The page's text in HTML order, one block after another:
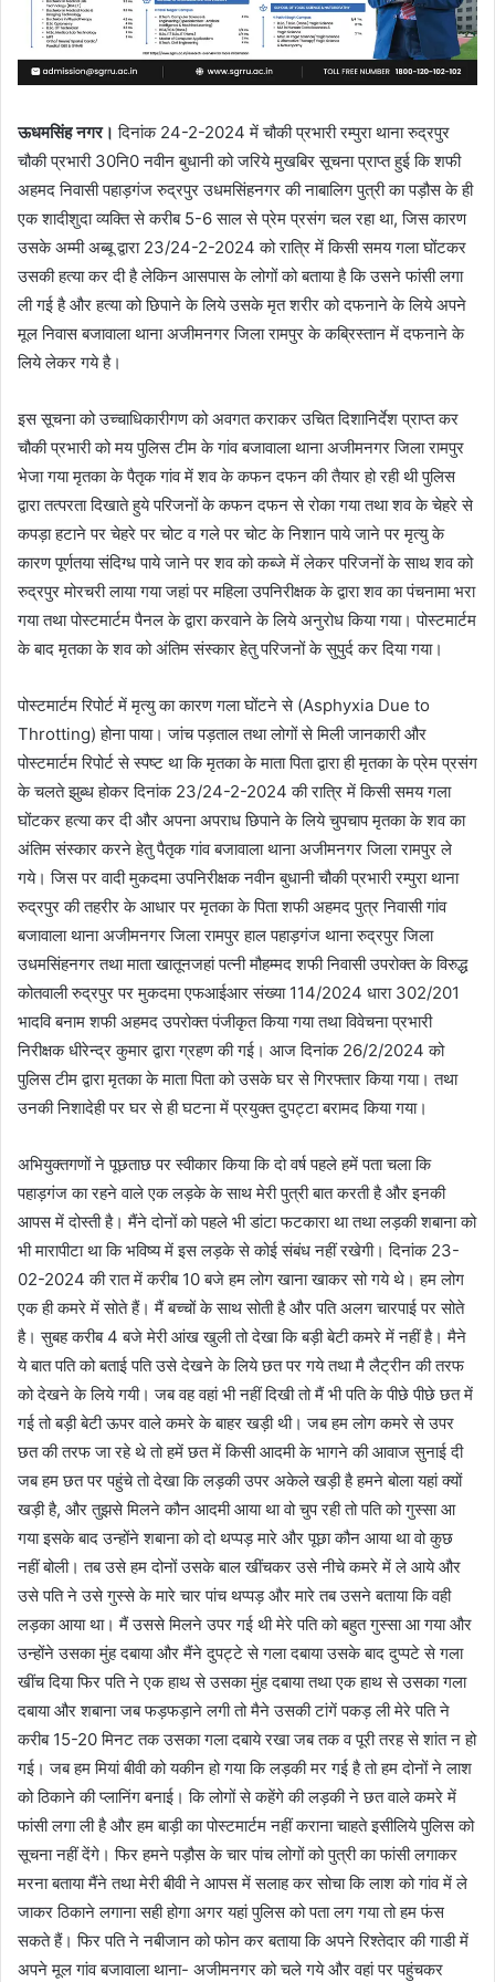
ऊधमसिंह नगर। दिनांक 24-2-2024 में चौकी प्रभारी रम्पुरा थाना रुद्रपुर
चौकी प्रभारी 30नि0 नवीन बुधानी को जरिये मुखबिर सूचना प्राप्त हुई कि शफी
अहमद निवासी पहाड़गंज रुद्रपुर उधमसिंहनगर की नाबालिग पुत्री का पड़ौस के ही
एक शादीशुदा व्यक्ति से करीब 5-6 साल से प्रेम प्रसंग चल रहा था, जिस कारण
उसके अम्मी अब्बू द्वारा 23/24-2-2024 को रात्रि में किसी समय गला घोंटकर
उसकी हत्या कर दी है लेकिन आसपास के लोगों को बताया है कि उसने फांसी लगा
ली गई है और हत्या को छिपाने के लिये उसके मृत शरीर को दफनाने के लिये अपने
मूल निवास बजावाला थाना अजीमनगर जिला रामपुर के कब्रिस्तान में दफनाने के
लिये लेकर गये है।
इस सूचना को उच्चाधिकारीगण को अवगत कराकर उचित दिशानिर्देश प्राप्त कर
चौकी प्रभारी को मय पुलिस टीम के गांव बजावाला थाना अजीमनगर जिला रामपुर
भेजा गया मृतका के पैतृक गांव में शव के कफन दफन की तैयार हो रही थी पुलिस
द्वारा तत्परता दिखाते हुये परिजनों के कफन दफन से रोका गया तथा शव के चेहरे से
कपड़ा हटाने पर चेहरे पर चोट व गले पर चोट के निशान पाये जाने पर मृत्यु के
कारण पूर्णतया संदिग्ध पाये जाने पर शव को कब्जे में लेकर परिजनों के साथ शव को
रुद्रपुर मोरचरी लाया गया जहां पर महिला उपनिरीक्षक के द्वारा शव का पंचनामा भरा
गया तथा पोस्टमार्टम पैनल के द्वारा करवाने के लिये अनुरोध किया गया। पोस्टमार्टम
के बाद मृतका के शव को अंतिम संस्कार हेतु परिजनों के सुपुर्द कर दिया गया।
पोस्टमार्टम रिपोर्ट में मृत्यु का कारण गला घोंटने से (Asphyxia Due to
Throtting) होना पाया। जांच पड़ताल तथा लोगों से मिली जानकारी और
पोस्टमार्टम रिपोर्ट से स्पष्ट था कि मृतका के माता पिता द्वारा ही मृतका के प्रेम प्रसंग
के चलते झुब्ध होकर दिनांक 23/24-2-2024 की रात्रि में किसी समय गला
घोंटकर हत्या कर दी और अपना अपराध छिपाने के लिये चुपचाप मृतका के शव का
अंतिम संस्कार करने हेतु पैतृक गांव बजावाला थाना अजीमनगर जिला रामपुर ले
गये। जिस पर वादी मुकदमा उपनिरीक्षक नवीन बुधानी चौकी प्रभारी रम्पुरा थाना
रुद्रपुर की तहरीर के आधार पर मृतका के पिता शफी अहमद पुत्र निवासी गांव
बजावाला थाना अजीमनगर जिला रामपुर हाल पहाड़गंज थाना रुद्रपुर जिला
उधमसिंहनगर तथा माता खातूनजहां पत्नी मौहम्मद शफी निवासी उपरोक्त के विरुद्ध
कोतवाली रुद्रपुर पर मुकदमा एफआईआर संख्या 114/2024 धारा 302/201
भादवि बनाम शफी अहमद उपरोक्त पंजीकृत किया गया तथा विवेचना प्रभारी
निरीक्षक धीरेन्द्र कुमार द्वारा ग्रहण की गई। आज दिनांक 26/2/2024 को
पुलिस टीम द्वारा मृतका के माता पिता को उसके घर से गिरफ्तार किया गया। तथा
उनकी निशादेही पर घर से ही घटना में प्रयुक्त दुपट्टा बरामद किया गया।
अभियुक्तगणों ने पूछताछ पर स्वीकार किया कि दो वर्ष पहले हमें पता चला कि
पहाड़गंज का रहने वाले एक लड़के के साथ मेरी पुत्री बात करती है और इनकी
आपस में दोस्ती है। मैंने दोनों को पहले भी डांटा फटकारा था तथा लड़की शबाना को
भी मारापीटा था कि भविष्य में इस लड़के से कोई संबंध नहीं रखेगी। दिनांक 23-
02-2024 की रात में करीब 10 बजे हम लोग खाना खाकर सो गये थे। हम लोग
एक ही कमरे में सोते हैं। मैं बच्चों के साथ सोती है और पति अलग चारपाई पर सोते
है। सुबह करीब 4 बजे मेरी आंख खुली तो देखा कि बड़ी बेटी कमरे में नहीं है। मैने
ये बात पति को बताई पति उसे देखने के लिये छत पर गये तथा मै लैट्रीन की तरफ
को देखने के लिये गयी। जब वह वहां भी नहीं दिखी तो मैं भी पति के पीछे पीछे छत में
गई तो बड़ी बेटी ऊपर वाले कमरे के बाहर खड़ी थी। जब हम लोग कमरे से उपर
छत की तरफ जा रहे थे तो हमें छत में किसी आदमी के भागने की आवाज सुनाई दी
जब हम छत पर पहुंचे तो देखा कि लड़की उपर अकेले खड़ी है हमने बोला यहां क्यों
खड़ी है, और तुझसे मिलने कौन आदमी आया था वो चुप रही तो पति को गुस्सा आ
गया इसके बाद उन्होंने शबाना को दो थप्पड़ मारे और पूछा कौन आया था वो कुछ
नहीं बोली। तब उसे हम दोनों उसके बाल खींचकर उसे नीचे कमरे में ले आये और
उसे पति ने उसे गुस्से के मारे चार पांच थप्पड़ और मारे तब उसने बताया कि वही
लड़का आया था। मैं उससे मिलने उपर गई थी मेरे पति को बहुत गुस्सा आ गया और
उन्होंने उसका मुंह दबाया और मैंने दुपट्टे से गला दबाया उसके बाद दुप्पटे से गला
खींच दिया फिर पति ने एक हाथ से उसका मुंह दबाया तथा एक हाथ से उसका गला
दबाया और शबाना जब फड़फड़ाने लगी तो मैने उसकी टांगें पकड़ ली मेरे पति ने
करीब 15-20 मिनट तक उसका गला दबाये रखा जब तक व पूरी तरह से शांत न हो
गई। जब हम मियां बीवी को यकीन हो गया कि लड़की मर गई है तो हम दोनों ने लाश
को ठिकाने की प्लानिंग बनाई। कि लोगों से कहेंगे की लड़की ने छत वाले कमरे में
फांसी लगा ली है और हम बाड़ी का पोस्टमार्टम नहीं कराना चाहते इसीलिये पुलिस को
सूचना नहीं देंगे। फिर हमने पड़ौस के चार पांच लोगों को पुत्री का फांसी लगाकर
मरना बताया मैंने तथा मेरी बीवी ने आपस में सलाह कर सोचा कि लाश को गांव में ले
जाकर ठिकाने लगाना सही होगा अगर यहां पुलिस को पता लग गया तो हम फंस
सकते हैं। फिर पति ने नबीजान को फोन कर बताया कि अपने रिश्तेदार की गाडी में
अपने मूल गांव बजावाला थाना- अजीमनगर को चले गये और वहां पर पहुंचकर